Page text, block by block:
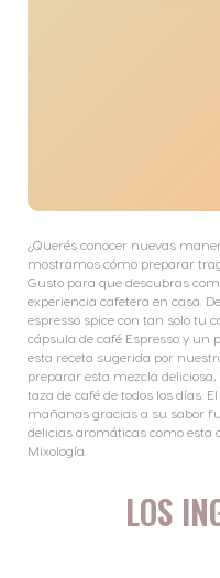
¿Querés conocer nuevas
mostramos cómo preparar
Gusto para que descubras
experiencia cafetera en casa.
espresso spice con tan solo tu
cápsula de café Espresso y un
esta receta sugerida por
preparar esta mezcla
taza de café de todos los días.
mañanas gracias a su sabor
delicias aromáticas como esta
Mixología.
LOS